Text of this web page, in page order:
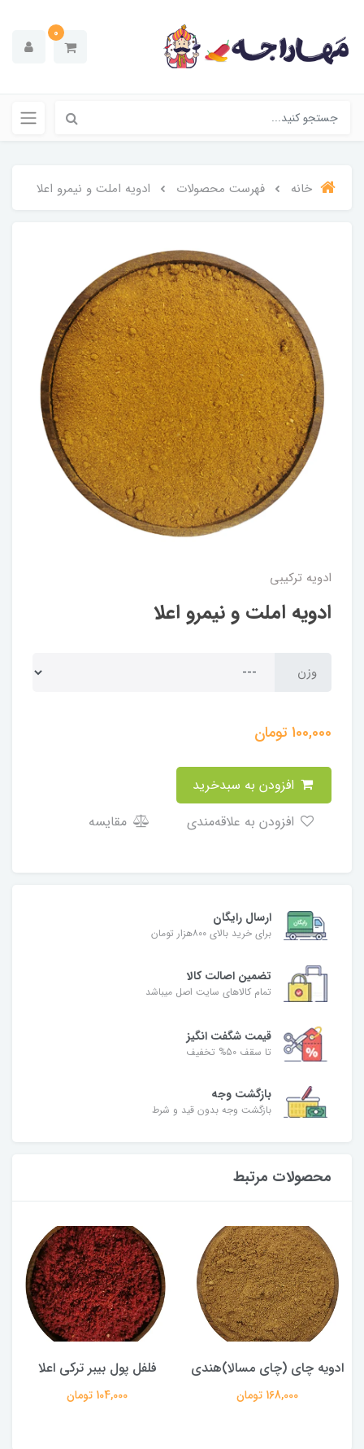
0
خانه فهرست محصولات ادویه املت و نیمرو اعلا
ادویه ترکیبی
ادویه املت و نیمرو اعلا
وزن
100,000تومان
مقایسه
ارسال رایگان
برای خرید بالای ۸۰۰هزار تومان
تضمین اصالت کالا
تمام کالاهای سایت اصل میباشد
قیمت شگفت انگیز
تا سقف 50% تخفیف
بازگشت وجه
بازگشت وجه بدون قید و شرط
محصولات مرتبط
ادویه چای (چای مسالا)هندی
168,000 تومان
فلفل پول بیبر ترکی اعلا
104,000 تومان